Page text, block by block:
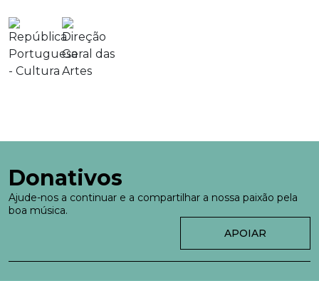
Donativos
Ajude-nos a continuar e a compartilhar a nossa paixão pela
boa música.
APOIAR